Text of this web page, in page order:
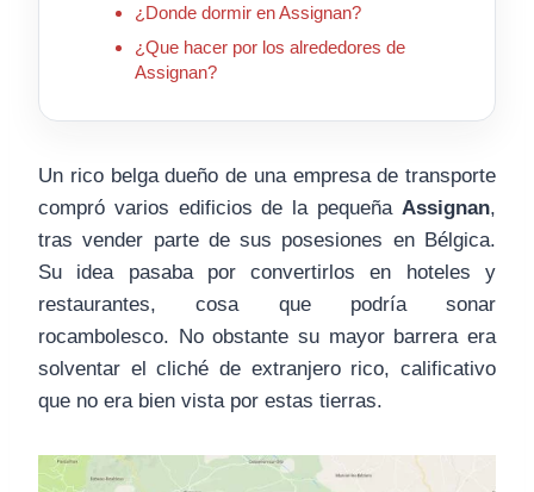
¿Donde dormir en Assignan?
¿Que hacer por los alrededores de
Assignan?
Un rico belga dueño de una empresa de transporte
compró varios edificios de la pequeña Assignan,
tras vender parte de sus posesiones en Bélgica.
Su idea pasaba por convertirlos en hoteles y
restaurantes, cosa que podría sonar
rocambolesco. No obstante su mayor barrera era
solventar el cliché de extranjero rico, calificativo
que no era bien vista por estas tierras.